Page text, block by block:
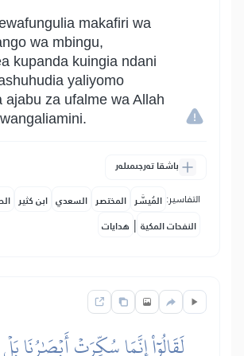
makafiri wa
wa mbingu,
kupanda kuingia ndani
yaliyomo
ajabu za ufalme wa Allah
باشقا تەرجىمىلەر
التفاسير: المُيسَّر المختصر السعدي ابن كثير
النفحات المكية | هدايات
لَقَالُوٓاْ إِنَّمَا سُكِّرَتۡ أَبۡصَٰرُنَا